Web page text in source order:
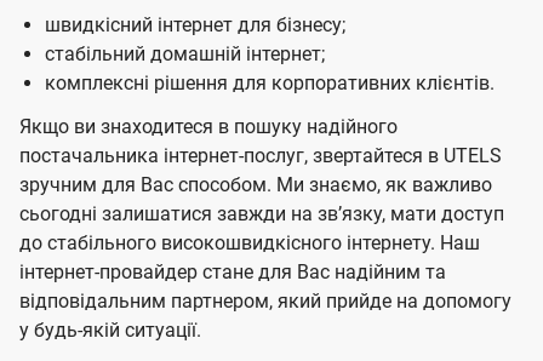
швидкісний інтернет для бізнесу;
стабільний домашній інтернет;
комплексні рішення для корпоративних клієнтів.
Якщо ви знаходитеся в пошуку надійного
постачальника інтернет-послуг, звертайтеся в UTELS
зручним для Вас способом. Ми знаємо, як важливо
сьогодні залишатися завжди на звʼязку, мати доступ
до стабільного високошвидкісного інтернету. Наш
інтернет-провайдер стане для Вас надійним та
відповідальним партнером, який прийде на допомогу
у будь-якій ситуації.